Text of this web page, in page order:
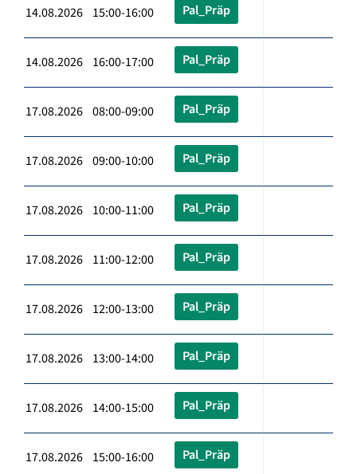
14.08.2026 15:00-16:00 Pal_Präp
14.08.2026 16:00-17:00 Pal_Präp
17.08.2026 08:00-09:00 Pal_Präp
17.08.2026 09:00-10:00 Pal_Präp
17.08.2026 10:00-11:00 Pal_Präp
17.08.2026 11:00-12:00 Pal_Präp
17.08.2026 12:00-13:00 Pal_Präp
17.08.2026 13:00-14:00 Pal_Präp
17.08.2026 14:00-15:00 Pal_Präp
17.08.2026 15:00-16:00 Pal_Präp